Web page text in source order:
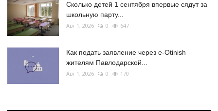
Сколько детей 1 сентября впервые сядут за
школьную парту...
Авг 1, 2026 0 647
Как подать заявление через e-Otinish
жителям Павлодарской...
Авг 1, 2026 0 170